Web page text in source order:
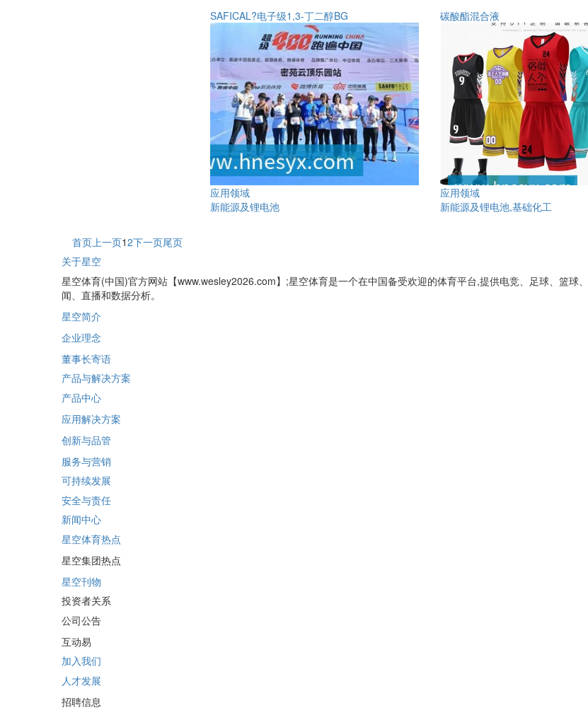
SAFICAL?电子级1,3-丁二醇BG
应用领域
新能源及锂电池
碳酸酯混合液
应用领域
新能源及锂电池,基础化工
首页上一页12下一页尾页
关于星空
星空体育(中国)官方网站【www.wesley2026.com】;星空体育是一个在中国备受欢迎的体育平台,提供电竞、足球、篮球
闻、直播和数据分析。
星空简介
企业理念
董事长寄语
产品与解决方案
产品中心
应用解决方案
创新与品管
服务与营销
可持续发展
安全与责任
新闻中心
星空体育热点
星空集团热点
星空刊物
投资者关系
公司公告
互动易
加入我们
人才发展
招聘信息